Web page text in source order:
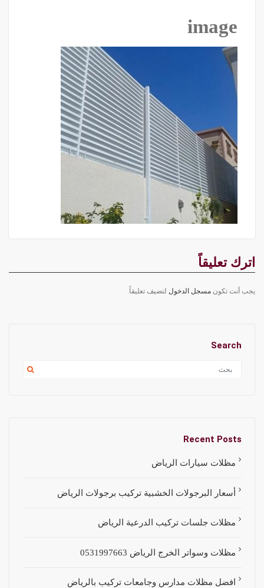
image
اترك تعليقاً
يجب أنت تكون مسجل الدخول لتضيف تعليقاً.
Search
Recent Posts
مظلات سيارات الرياض
أسعار البرجولات الخشبية تركيب برجولات الرياض
مظلات جلسات تركيب الدرعية الرياض
مظلات وسواتر الخرج الرياض 0531997663
افضل مظلات مدارس وجامعات تركيب بالرياض